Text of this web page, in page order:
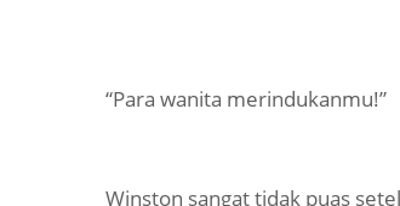
“Para wanita merindukanmu!”
Winston sangat tidak puas